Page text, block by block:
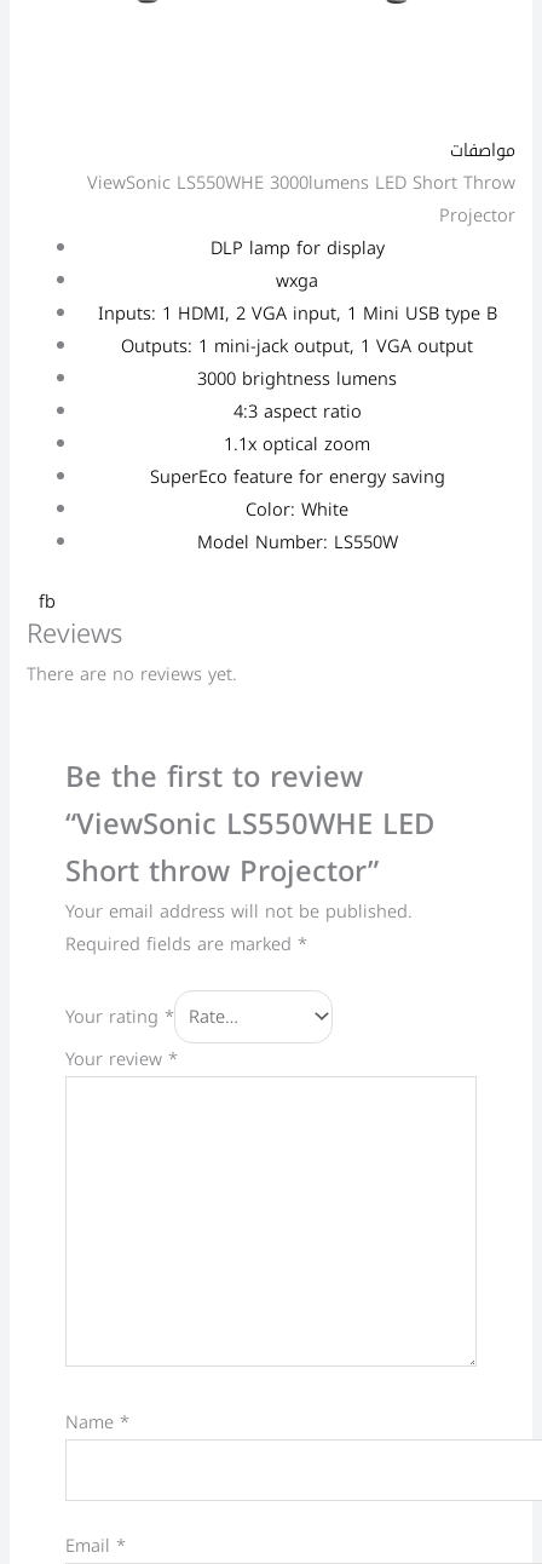
مواصفات
ViewSonic LS550WHE 3000lumens LED Short Throw
Projector
DLP lamp for display
wxga
Inputs: 1 HDMI, 2 VGA input, 1 Mini USB type B
Outputs: 1 mini-jack output, 1 VGA output
3000 brightness lumens
4:3 aspect ratio
1.1x optical zoom
SuperEco feature for energy saving
Color: White
Model Number: LS550W
fb
Reviews
There are no reviews yet.
Be the first to review
“ViewSonic LS550WHE LED
Short throw Projector”
Your email address will not be published.
Required fields are marked *
Your rating *
Your review*
Name*
Email *